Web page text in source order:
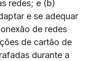
redes; e (b)
e se adequar
de redes
de cartão de
durante a